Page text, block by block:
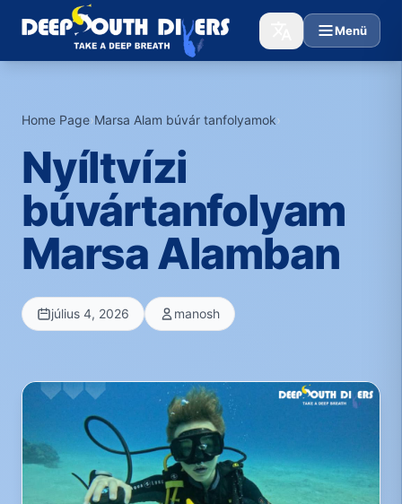
Menü
Home Page›Marsa Alam búvár tanfolyamok›
Nyíltvízi
búvártanfolyam
Marsa Alamban
július 4, 2026 manosh